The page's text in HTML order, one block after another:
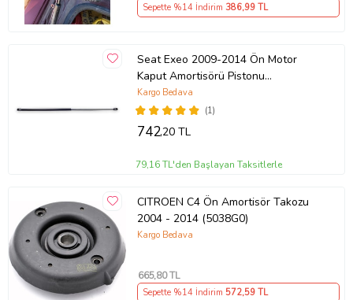
Sepette %14 İndirim 386,99 TL
Seat Exeo 2009-2014 Ön Motor
Kaput Amortisörü Pistonu
8E0823359A
(1)
Kargo Bedava
742,20 TL
79,16 TL'den Başlayan Taksitlerle
CITROEN C4 Ön Amortisör Takozu
2004 - 2014 (5038G0)
Kargo Bedava
665,80 TL
Sepette %14 İndirim 572,59 TL